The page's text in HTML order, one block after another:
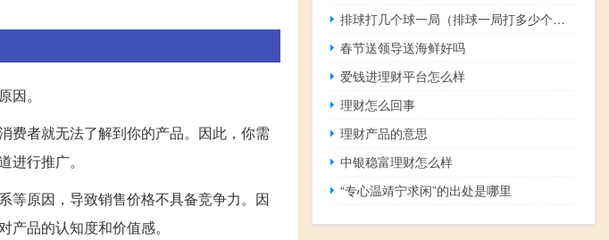
。
费者就无法了解到你的产品。因此，你需
行推广。
等原因，导致销售价格不具备竞争力。因
品的认知度和价值感。
排球打几个球一局（排球一局打多少个球）
春节送领导送海鲜好吗
爱钱进理财平台怎么样
理财怎么回事
理财产品的意思
中银稳富理财怎么样
“专心温靖宁求闲”的出处是哪里